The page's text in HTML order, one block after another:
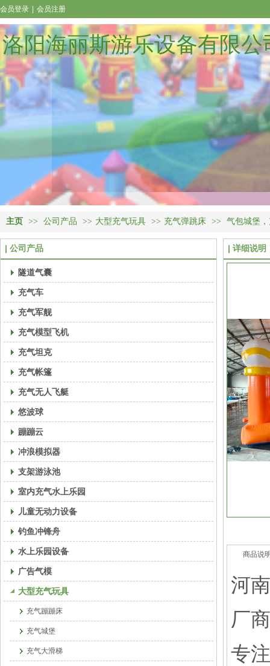
洛阳海丽斯游乐设备有限公
会员登录 会员注册
主页 >> 公司产品 >> 大型充气玩具 >> 充气弹跳床 >> 气包城堡
公司产品
隧道气囊
充气车
充气军舰
充气模型飞机
充气坦克
充气帐篷
充气无人飞艇
悠波球
蹦蹦云
冲浪模拟器
支架游泳池
室内充气水上乐园
儿童无动力设备
钓鱼冲锋舟
水上乐园设备
广告气模
大型充气玩具
充气蹦蹦床
充气城堡
充气大滑梯
详细说明
商品说
河
厂
专